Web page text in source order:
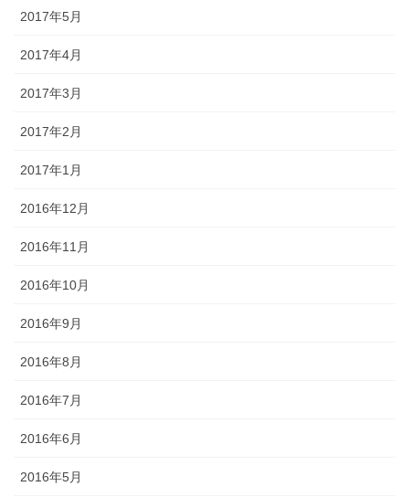
2017年5月
2017年4月
2017年3月
2017年2月
2017年1月
2016年12月
2016年11月
2016年10月
2016年9月
2016年8月
2016年7月
2016年6月
2016年5月